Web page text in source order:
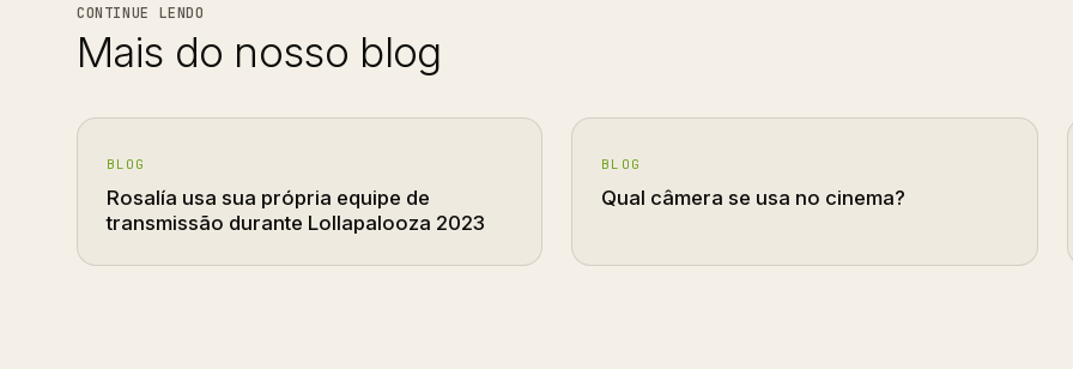
CONTINUE LENDO
Mais do nosso blog
BLOG
Rosalía usa sua própria equipe de
transmissão durante Lollapalooza 2023
BLOG
Qual câmera se usa no cinema?